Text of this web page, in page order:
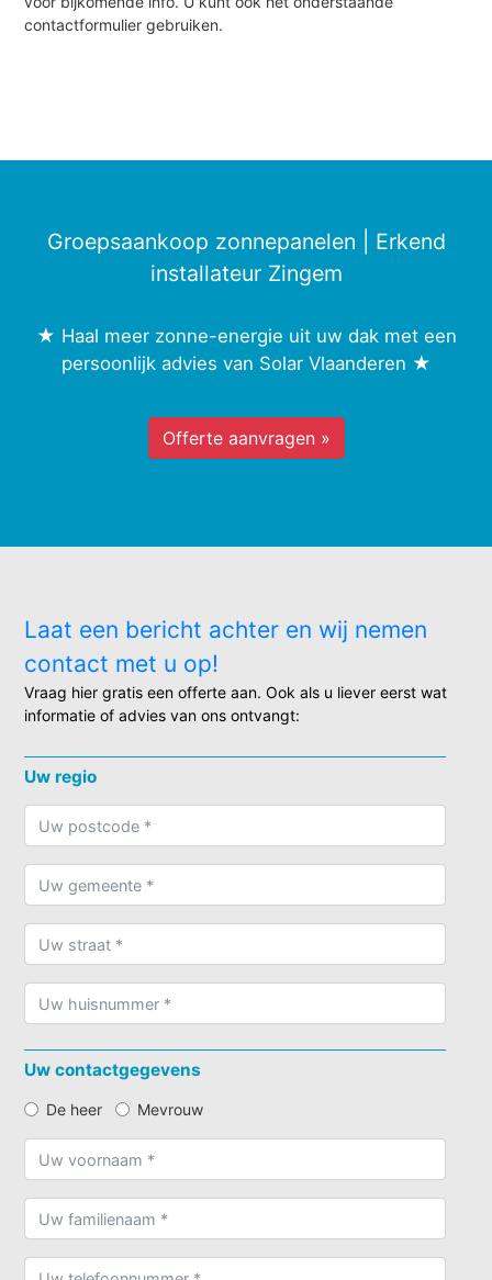
contactformulier gebruiken.
Groepsaankoop zonnepanelen | Erkend
installateur Zingem
★ Haal meer zonne-energie uit uw dak met een
persoonlijk advies van Solar Vlaanderen ★
Offerte aanvragen »
Laat een bericht achter en wij nemen
contact met u op!
Vraag hier gratis een offerte aan. Ook als u liever eerst wat
informatie of advies van ons ontvangt:
Uw regio
Uw contactgegevens
De heer Mevrouw